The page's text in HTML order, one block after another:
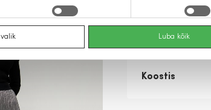
valik Luba kõik
Tootekirjeldus
Koostis